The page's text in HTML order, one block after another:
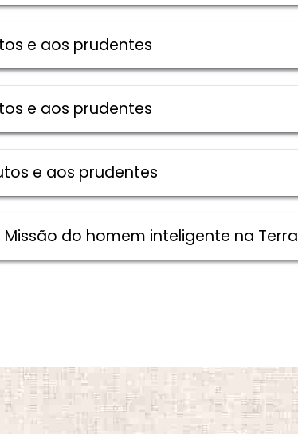
e aos prudentes
e aos prudentes
e aos prudentes
Missão do homem inteligente na Terra